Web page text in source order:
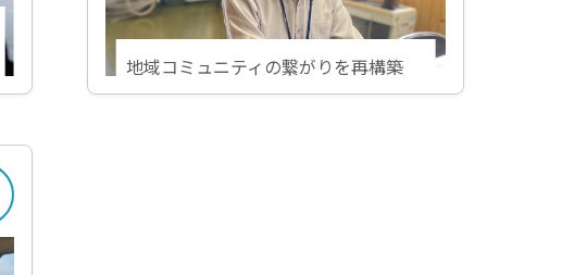
地域コミュニティの繋がりを再構築